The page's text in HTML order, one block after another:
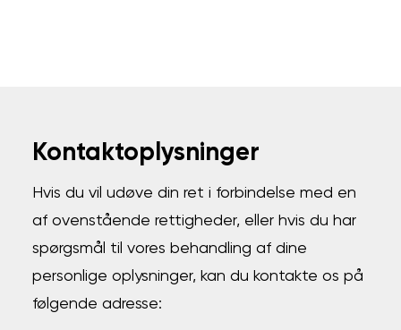
Kontaktoplysninger
Hvis du vil udøve din ret i forbindelse med en
af ovenstående rettigheder, eller hvis du har
spørgsmål til vores behandling af dine
personlige oplysninger, kan du kontakte os på
følgende adresse: